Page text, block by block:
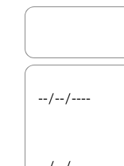
لأعلى ولأسفل أو